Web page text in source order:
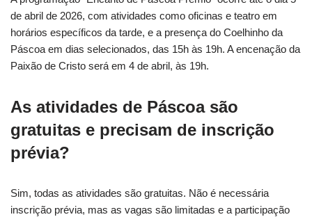
de abril de 2026, com atividades como oficinas e teatro em
horários específicos da tarde, e a presença do Coelhinho da
Páscoa em dias selecionados, das 15h às 19h. A encenação da
Paixão de Cristo será em 4 de abril, às 19h.
As atividades de Páscoa são
gratuitas e precisam de inscrição
prévia?
Sim, todas as atividades são gratuitas. Não é necessária
inscrição prévia, mas as vagas são limitadas e a participação